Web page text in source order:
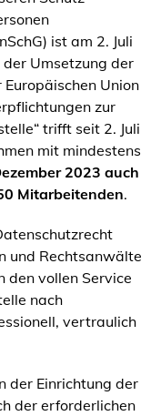
ist am 2. Juli
Umsetzung der
Union
zur
trifft seit 2. Juli
mit mindestens
2023 auch
Mitarbeitenden.
und Rechtsanwälte
den vollen Service
nach
vertraulich
der Einrichtung der
der erforderlichen